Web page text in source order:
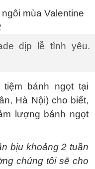
dịp lễ tình yêu.
bánh ngọt tại
Hà Nội) cho biết,
lượng bánh ngọt
bịu khoảng 2 tuần
chúng tôi sẽ cho